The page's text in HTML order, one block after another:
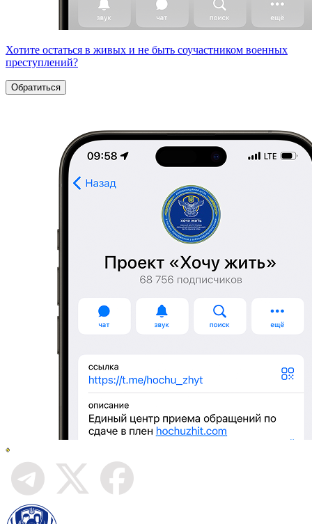
Хотите остаться в живых и не быть соучастником военных
преступлений?
Обратиться